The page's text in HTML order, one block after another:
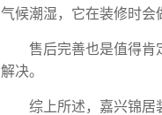
气候潮湿，它在装修时会
售后完善也是值得肯
解决。
综上所述，嘉兴锦居